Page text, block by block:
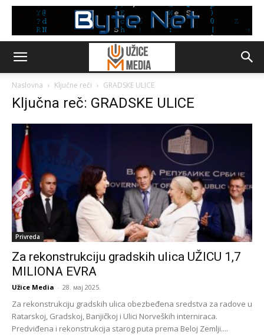
Naslovna Ključne reči GRADSKE ULICE
Ključna reč: GRADSKE ULICE
Privreda
Za rekonstrukciju gradskih ulica UŽICU 1,7
MILIONA EVRA
Užice Media - 28. мај 2025.
Za rekonstrukciju gradskih ulica obezbeđena sredstva za radove u
Ratarskoj, Gradskoj, Banjičkoj i Ulici Norveških interniraca.
Predviđena i rekonstrukcija starog puta prema Beloj Zemlji....